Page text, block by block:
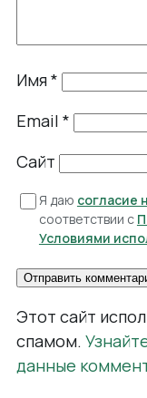
Имя*
Email *
Сайт
Я даю согласие
соответствии с
Условиями
Этот сайт
спамом.
данные